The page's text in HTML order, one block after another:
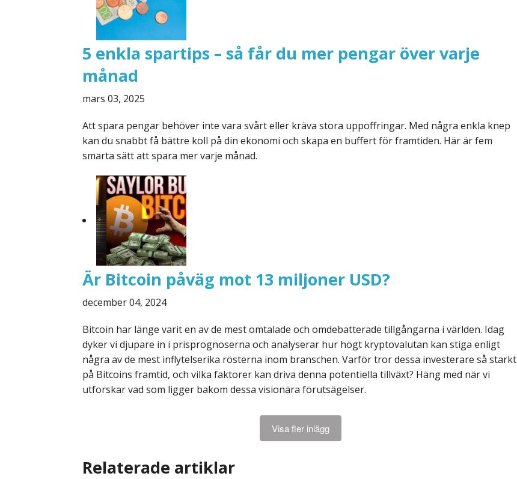
5 enkla spartips – så får du mer pengar över varje
månad
mars 03, 2025
Att spara pengar behöver inte vara svårt eller kräva stora uppoffringar. Med några enkla knep
kan du snabbt få bättre koll på din ekonomi och skapa en buffert för framtiden. Här är fem
smarta sätt att spara mer varje månad.
Är Bitcoin påväg mot 13 miljoner USD?
december 04, 2024
Bitcoin har länge varit en av de mest omtalade och omdebatterade tillgångarna i världen. Idag
dyker vi djupare in i prisprognoserna och analyserar hur högt kryptovalutan kan stiga enligt
några av de mest inflytelserika rösterna inom branschen. Varför tror dessa investerare så starkt
på Bitcoins framtid, och vilka faktorer kan driva denna potentiella tillväxt? Häng med när vi
utforskar vad som ligger bakom dessa visionära förutsägelser.
Visa fler inlägg
Relaterade artiklar